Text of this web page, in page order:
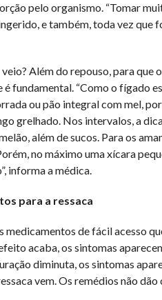
pelo organismo. “Tomar
e também, toda vez
veio? Além do repouso, para
é fundamental. “Como o fígado
ou pão integral com mel,
grelhado. Nos intervalos, a
além de sucos. Para os
no máximo uma xícara
informa a médica.
para a ressaca
medicamentos de fácil acesso
acaba, os sintomas
diminuta, os sintomas
vem. Os remédios não dão